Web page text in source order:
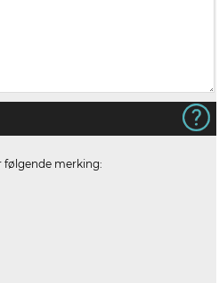
følgende merking: